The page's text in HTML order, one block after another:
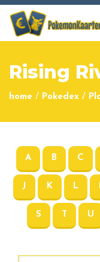
Rising
home / Pokedex /
A B C
J K L
S T U